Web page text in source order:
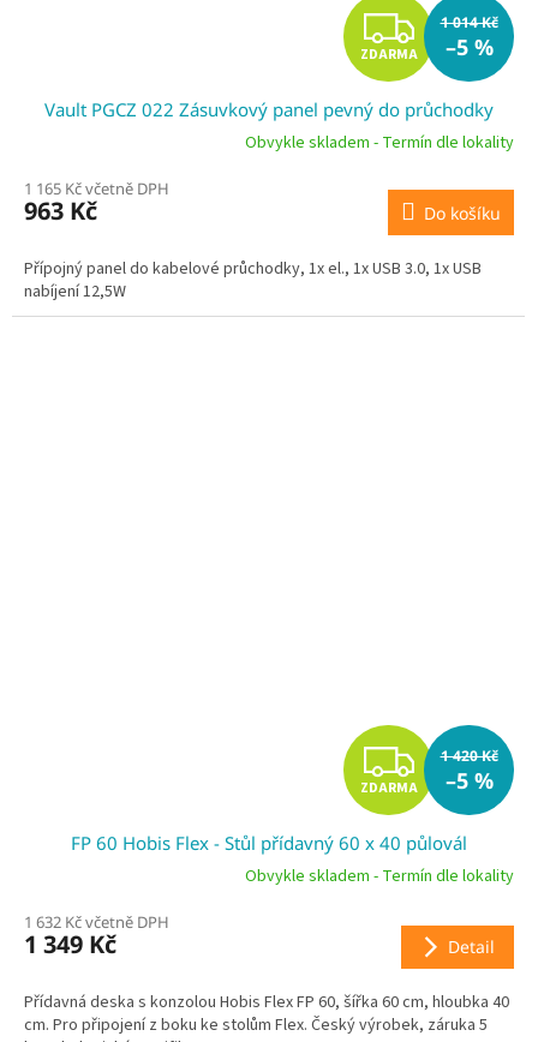
Z
D
A
R
M
A
ZDARMA
1 014 Kč
–5 %
Vault PGCZ 022 Zásuvkový panel pevný do průchodky
Obvykle skladem - Termín dle lokality
1 165 Kč včetně DPH
963 Kč Do košíku
Přípojný panel do kabelové průchodky, 1x el., 1x USB 3.0, 1x USB
nabíjení 12,5W
Z
D
A
R
M
A
ZDARMA
1 420 Kč
–5 %
FP 60 Hobis Flex - Stůl přídavný 60 x 40 půlovál
Obvykle skladem - Termín dle lokality
1 632 Kč včetně DPH
1 349 Kč Detail
Přídavná deska s konzolou Hobis Flex FP 60, šířka 60 cm, hloubka 40
cm. Pro připojení z boku ke stolům Flex. Český výrobek, záruka 5